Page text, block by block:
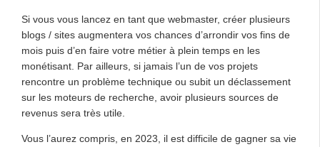
Si vous vous lancez en tant que webmaster, créer plusieurs
blogs / sites augmentera vos chances d’arrondir vos fins de
mois puis d’en faire votre métier à plein temps en les
monétisant. Par ailleurs, si jamais l’un de vos projets
rencontre un problème technique ou subit un déclassement
sur les moteurs de recherche, avoir plusieurs sources de
revenus sera très utile.
Vous l’aurez compris, en 2023, il est difficile de gagner sa vie